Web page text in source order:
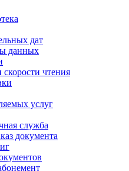
дат
данных
скорости чтения
услуг
служба
документа